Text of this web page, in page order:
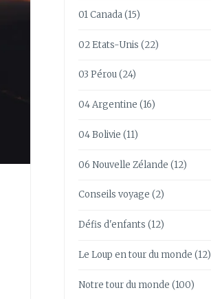
01 Canada(15)
02 Etats-Unis (22)
03 Pérou(24)
04 Argentine (16)
04 Bolivie (11)
06 Nouvelle Zélande (12)
Conseils voyage (2)
Défis d'enfants (12)
Le Loup en tour du monde (12)
Notre tour du monde (100)